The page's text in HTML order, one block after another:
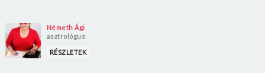
Németh Ági
asztrológus
RÉSZLETEK